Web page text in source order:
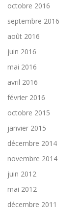
octobre 2016
septembre 2016
août 2016
juin 2016
mai 2016
avril 2016
février 2016
octobre 2015
janvier 2015
décembre 2014
novembre 2014
juin 2012
mai 2012
décembre 2011